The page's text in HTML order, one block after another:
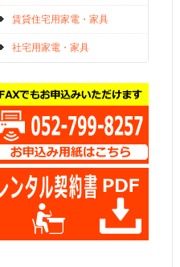
賃貸住宅用家電・家具
社宅用家電・家具